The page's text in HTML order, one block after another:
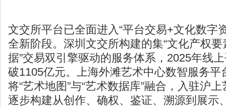
文交所平台已全面进入“平台交易+文化数字
全新阶段。 深圳文交所构建的集“文化产权要
据”交易双引擎驱动的服务体系，2025年线
破1105亿元。上海外滩艺术中心数智服务平
将“艺术地图”与“艺术数据库”融合，入驻沪
逐步构建从创作、确权、鉴证、溯源到展示